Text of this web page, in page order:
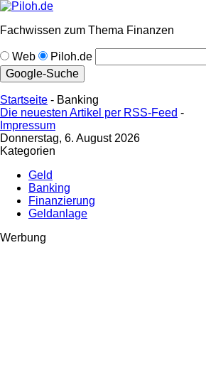
Fachwissen zum Thema Finanzen
Web Piloh.de
Startseite - Banking
Die neuesten Artikel per RSS-Feed -
Impressum
Donnerstag, 6. August 2026
Kategorien
Geld
Banking
Finanzierung
Geldanlage
Werbung